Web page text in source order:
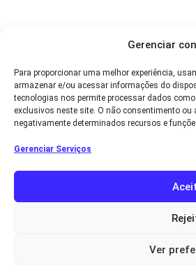
Gerenciar
Para proporcionar uma melhor experiência,
armazenar e/ou acessar informações do
tecnologias nos permite processar dados
exclusivos neste site. O não consentimento
negativamente determinados recursos e
Gerenciar Serviços
Ver